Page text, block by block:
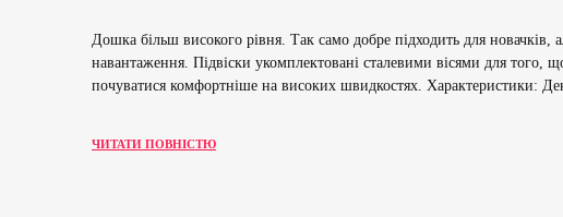
Дошка більш високого рівня. Так само добре підходить для
навантаження. Підвіски укомплектовані сталевими вісями для
почуватися комфортніше на високих швидкостях. Характеристики:
ЧИТАТИ ПОВНІСТЮ